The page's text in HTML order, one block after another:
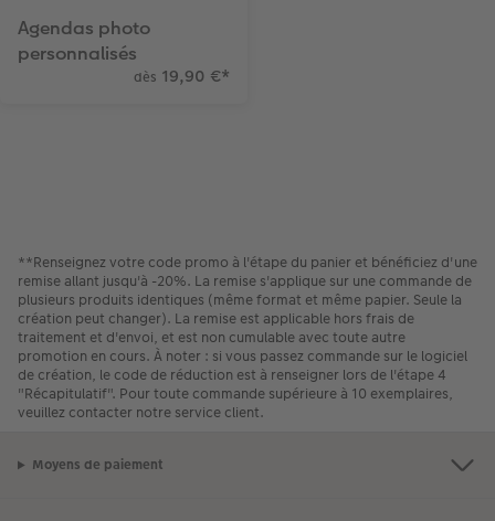
Agendas photo
personnalisés
dès 19,90 €*
**Renseignez votre code promo à l'étape du panier et bénéficiez d'une
remise allant jusqu'à -20%. La remise s'applique sur une commande de
plusieurs produits identiques (même format et même papier. Seule la
création peut changer). La remise est applicable hors frais de
traitement et d'envoi, et est non cumulable avec toute autre
promotion en cours. À noter : si vous passez commande sur le logiciel
de création, le code de réduction est à renseigner lors de l'étape 4
"Récapitulatif". Pour toute commande supérieure à 10 exemplaires,
veuillez contacter notre service client.
Moyens de paiement